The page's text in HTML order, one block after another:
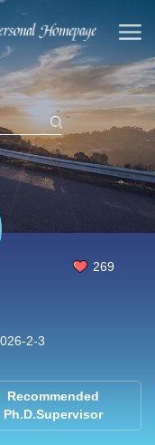
269
-2-3
Recommended
Ph.D.Supervisor